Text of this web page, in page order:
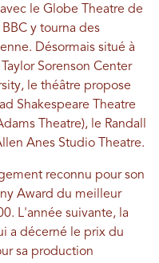
le Globe Theatre de
y tourna des
Désormais situé à
Sorenson Center
le théâtre propose
Shakespeare Theatre
Theatre), le Randall
Anes Studio Theatre.
reconnu pour son
Award du meilleur
L'année suivante, la
a décerné le prix du
sa production